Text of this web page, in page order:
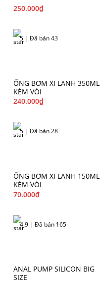
250.000₫
5 | Đã bán 43
ỐNG BƠM XI LANH 350ML
KÈM VÒI
240.000₫
5 | Đã bán 28
ỐNG BƠM XI LANH 150ML
KÈM VÒI
70.000₫
4.9 | Đã bán 165
ANAL PUMP SILICON BIG
SIZE